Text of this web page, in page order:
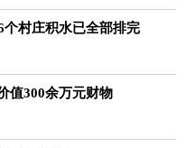
村庄积水已全部排完
值300余万元财物